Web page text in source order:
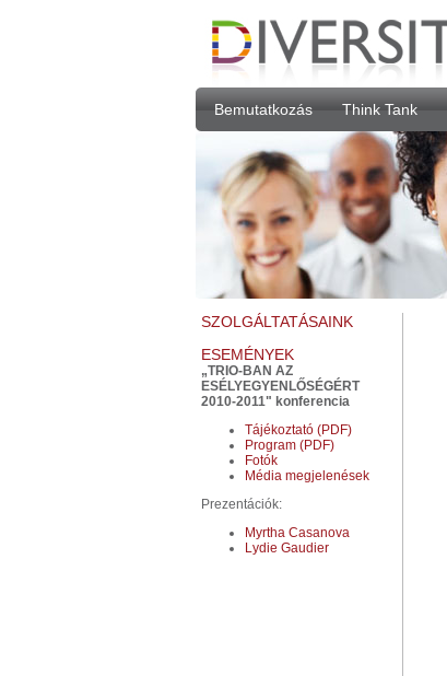
Bemutatkozás Think Tank
SZOLGÁLTATÁSAINK
ESEMÉNYEK
„TRIO-BAN AZ
ESÉLYEGYENLŐSÉGÉRT
2010-2011" konferencia
Tájékoztató (PDF)
Program (PDF)
Fotók
Média megjelenések
Prezentációk:
Myrtha Casanova
Lydie Gaudier